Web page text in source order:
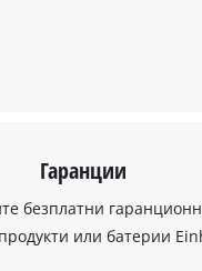
Гаранции
безплатни
или батерии